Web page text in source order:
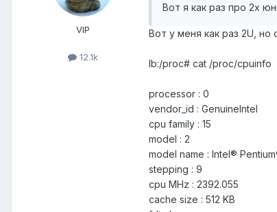
VIP
12.1k
Вот я как раз про 2х
Вот у меня как раз 2U, но
lb:/proc# cat /proc/cpuinfo
processor : 0
vendor_id : GenuineIntel
cpu family : 15
model : 2
model name : Intel®
stepping : 9
cpu MHz : 2392.055
cache size : 512 KB